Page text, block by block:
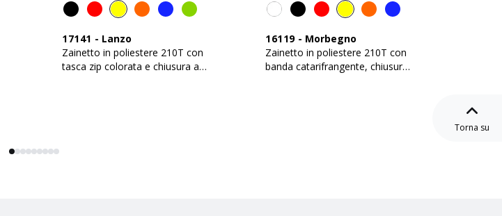
17141 - Lanzo
Zainetto in poliestere 210T con
tasca zip colorata e chiusura a
16119 - Morbegno
Zainetto in poliestere 210T con
banda catarifrangente, chiusura
Torna su